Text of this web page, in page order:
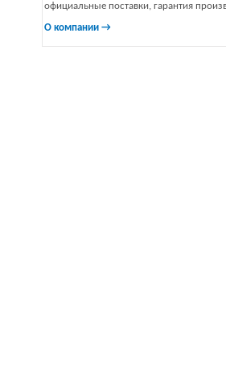
официальные поставки, гарантия
О компании →